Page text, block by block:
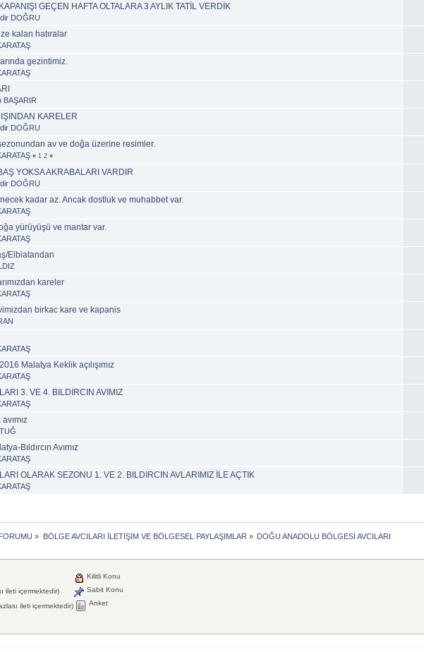
GEÇEN HAFTA OLTALARA 3 AYLIK TATİL VERDİK
DOĞRU
kalan hatıralar
gezintimiz.
BAŞARIR
KARELER
DOĞRU
av ve doğa üzerine resimler.
« 1 2 »
YOKSA AKRABALARI VARDIR
DOĞRU
kadar az. Ancak dostluk ve muhabbet var.
yürüyüşü ve mantar var.
Elbiatandan
kareler
birkac kare ve kapanis
Malatya Keklik açılışımız
3. VE 4. BILDIRCIN AVIMIZ
Bıldırcın Avımız
OLARAK SEZONU 1. VE 2. BILDIRCIN AVLARIMIZ İLE AÇTIK
» BÖLGE AVCILARI İLETİŞİM VE BÖLGESEL PAYLAŞIMLAR » DOĞU ANADOLU BÖLGESİ AVCILARI
ileti içermektedir)
ileti içermektedir)
Kilitli Konu
Sabit Konu
Anket